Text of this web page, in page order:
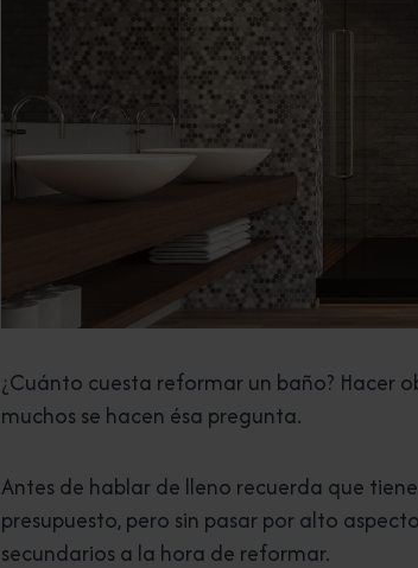
¿Cuánto cuesta reformar un baño? Hacer
muchos se hacen ésa pregunta.
Antes de hablar de lleno recuerda que
presupuesto, pero sin pasar por alto
secundarios a la hora de reformar.